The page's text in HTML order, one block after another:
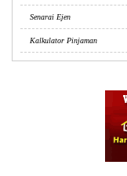
Senarai Ejen
Kalkulator Pinjaman